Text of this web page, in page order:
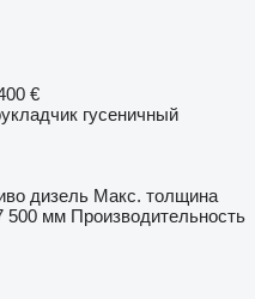
€
гусеничный
дизель Макс. толщина
500 мм Производительность